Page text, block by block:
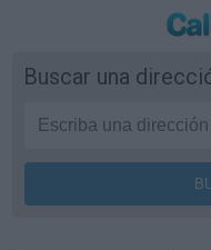
Buscar una